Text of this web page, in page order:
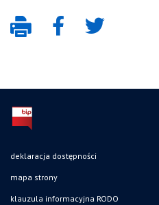
deklaracja dostępności
mapa strony
klauzula informacyjna RODO